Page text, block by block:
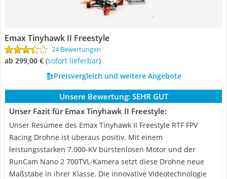
Emax Tinyhawk II Freestyle
24 Bewertungen
ab 299,00 € ( Sofort lieferbar)
Preisvergleich und weitere Angebote
Unsere Bewertung: SEHR GUT
Unser Fazit für Emax Tinyhawk II Freestyle:
Unser Resümee des Emax Tinyhawk II Freestyle RTF FPV
Racing Drohne ist überaus positiv. Mit einem
leistungsstarken 7.000-KV bürstenlosen Motor und der
RunCam Nano 2 700TVL-Kamera setzt diese Drohne neue
Maßstäbe in ihrer Klasse. Die innovative Videotechnologie